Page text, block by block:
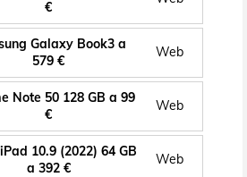
€
Galaxy Book3 a
579 €
Web
Note 50 128 GB a 99
€
Web
10.9 (2022) 64 GB
a 392 €
Web